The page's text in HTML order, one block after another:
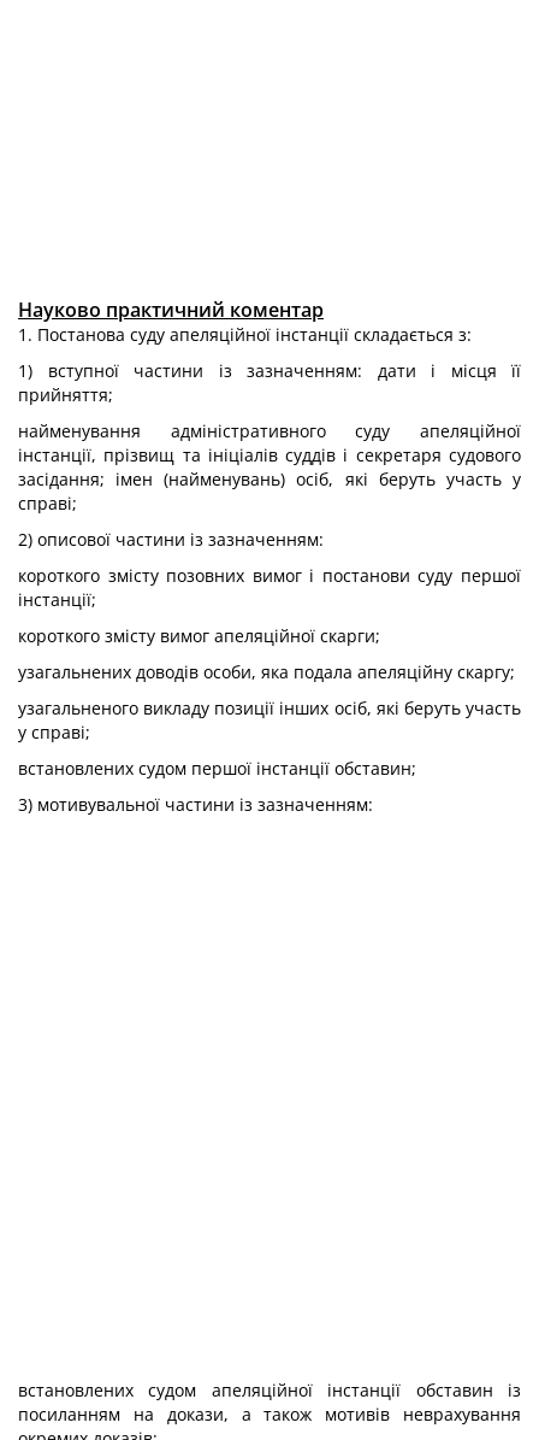
Науково практичний коментар
1. Постанова суду апеляційної інстанції складається з:
1) вступної частини із зазначенням: дати і місця її
прийняття;
найменування адміністративного суду апеляційної
інстанції, прізвищ та ініціалів суддів і секретаря судового
засідання; імен (найменувань) осіб, які беруть участь у
справі;
2) описової частини із зазначенням:
короткого змісту позовних вимог і постанови суду першої
інстанції;
короткого змісту вимог апеляційної скарги;
узагальнених доводів особи, яка подала апеляційну скаргу;
узагальненого викладу позиції інших осіб, які беруть участь
у справі;
встановлених судом першої інстанції обставин;
3) мотивувальної частини із зазначенням:
встановлених судом апеляційної інстанції обставин із
посиланням на докази, а також мотивів неврахування